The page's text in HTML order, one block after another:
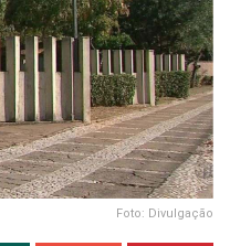
Foto: Divulgação